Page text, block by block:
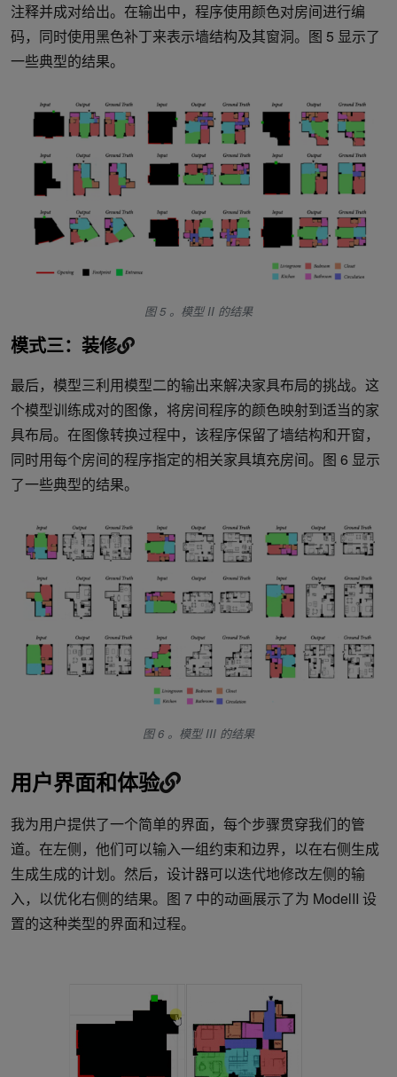
注释并成对给出。在输出中，程序使用颜色对房间进行编
码，同时使用黑色补丁来表示墙结构及其窗洞。图 5 显示了
一些典型的结果。
图 5 。模型 II 的结果
模式三：装修
最后，模型三利用模型二的输出来解决家具布局的挑战。这
个模型训练成对的图像，将房间程序的颜色映射到适当的家
具布局。在图像转换过程中，该程序保留了墙结构和开窗，
同时用每个房间的程序指定的相关家具填充房间。图 6 显示
了一些典型的结果。
图 6 。模型 III 的结果
用户界面和体验
我为用户提供了一个简单的界面，每个步骤贯穿我们的管
道。在左侧，他们可以输入一组约束和边界，以在右侧生成
生成生成的计划。然后，设计器可以迭代地修改左侧的输
入，以优化右侧的结果。图 7 中的动画展示了为 ModelII 设
置的这种类型的界面和过程。